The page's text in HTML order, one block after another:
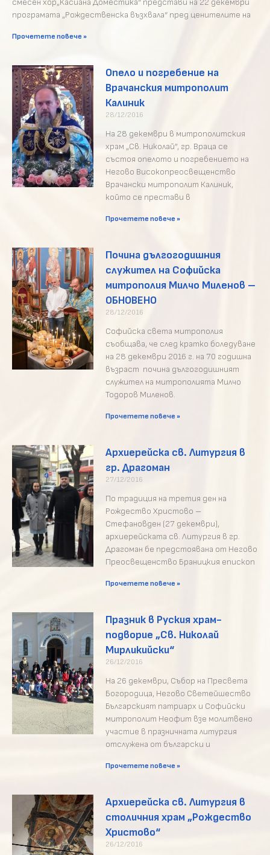
програмата „Рождественска възхвала“ пред ценителите на
Прочетете повече »
Опело и погребение на
Врачанския митрополит
Калиник
28/12/2016
На 28 декември в митрополитския
храм „Св. Николай”, гр. Враца се
състоя опелото и погребението на
Негово Високопреосвещенство
Врачански митрополит Калиник,
който се престави в
Прочетете повече »
Почина дългогодишния
служител на Софийска
митрополия Милчо Миленов –
ОБНОВЕНО
28/12/2016
Софийска света митрополия
съобщава, че след кратко боледуване
на 28 декември 2016 г. на 70 годишна
възраст почина дългогодишният
служител на митрополията Милчо
Тодоров Миленов.
Прочетете повече »
Архиерейска св. Литургия в
гр. Драгоман
27/12/2016
По традиция на третия ден на
Рождество Христово –
Стефановден (27 декември),
архиерейската св. Литургия в гр.
Драгоман бе предстоявана от Негово
Преосвещенство Браницкия епископ
Прочетете повече »
Празник в Руския храм-
подворие „Св. Николай
Мирликийски“
26/12/2016
На 26 декември, Събор на Пресвета
Богородица, Негово Светейшество
Българският патриарх и Софийски
митрополит Неофит взе молитвено
участие в празничната литургия
отслужена от български и
Прочетете повече »
Архиерейска св. Литургия в
столичния храм „Рождество
Христово“
26/12/2016